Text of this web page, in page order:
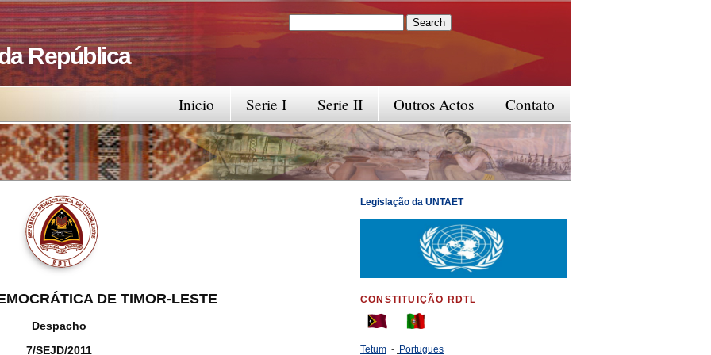
República
Search form
Contato
Outros Actos
Serie II
Serie I
Inicio
DE TIMOR-LESTE
Despacho
7/SEJD/2011
Legislação da UNTAET
CONSTITUIÇÃO RDTL
Tetum - Portugues